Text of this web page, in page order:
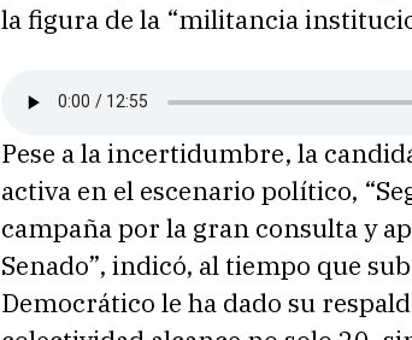
la figura de la “militancia
Pese a la incertidumbre, la
activa en el escenario político,
campaña por la gran consulta y
Senado”, indicó, al tiempo que
Democrático le ha dado su